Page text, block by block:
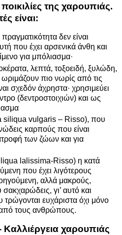
της χαρουπιάς.
είναι:
δεν είναι
που έχει αρσενικά άνθη και
για μπόλιασμα·
λεπτά, τοξοειδή, ξυλώδη,
πιο νωρίς από τις
σχεδόν άχρηστα· χρησιμεύει
(δεντροστοιχιών) και ως
siliqua vulgaris – Risso), που
καρπούς που είναι
των ζώων και για
lalissima-Risso) η κατά
που έχει λιγότερους
αλλά μακρούς,
γι’ αυτό και
ευχάριστα όχι μόνο
τους ανθρώπους.
χαρουπιάς